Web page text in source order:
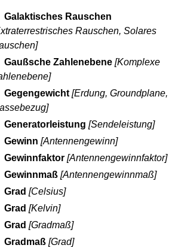
Galaktisches Rauschen
Rauschen, Solares
Gaußsche Zahlenebene[Komplexe
Gegengewicht[Erdung, Groundplane,
Generatorleistung [Sendeleistung]
Gewinn [Antennengewinn]
Gewinnfaktor[Antennengewinnfaktor]
Gewinnmaß[Antennengewinnmaß]
Grad [Celsius]
Grad [Kelvin]
Grad [Gradmaß]
Gradmaß[Grad]